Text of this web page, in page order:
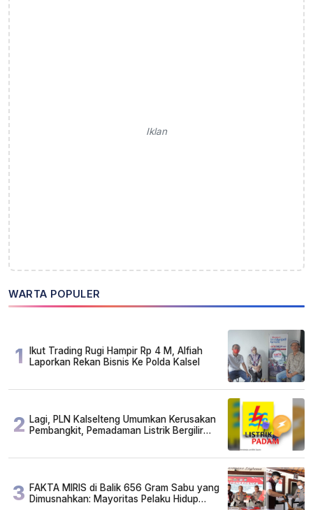
Iklan
WARTA POPULER
1
Ikut Trading Rugi Hampir Rp 4 M, Alfiah
Laporkan Rekan Bisnis Ke Polda Kalsel
2 Lagi, PLN Kalselteng Umumkan Kerusakan
Pembangkit, Pemadaman Listrik Bergilir
3 FAKTA MIRIS di Balik 656 Gram Sabu yang
Dimusnahkan: Mayoritas Pelaku Hidup